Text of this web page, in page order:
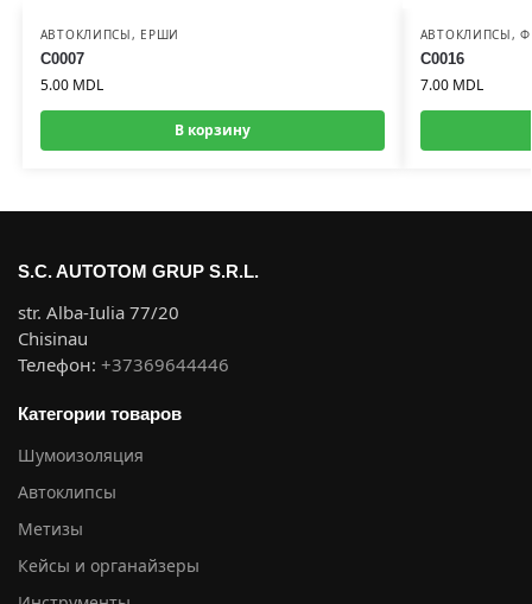
АВТОКЛИПСЫ, ЕРШИ
C0007
5.00 MDL
В корзину
АВТОКЛИПСЫ,
C0016
7.00 MDL
S.C. AUTOTOM GRUP S.R.L.
str. Alba-Iulia 77/20
Chisinau
Телефон: +37369644446
Категории товаров
Шумоизоляция
Автоклипсы
Метизы
Кейсы и органайзеры